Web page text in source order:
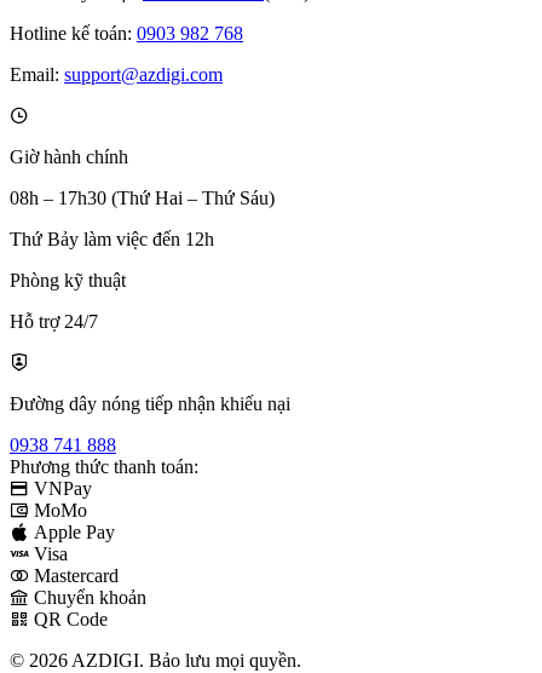
Hotline kế toán: 0903 982 768
Email: support@azdigi.com
Giờ hành chính
08h – 17h30 (Thứ Hai – Thứ Sáu)
Thứ Bảy làm việc đến 12h
Phòng kỹ thuật
Hỗ trợ 24/7
Đường dây nóng tiếp nhận khiếu nại
0938 741 888
Phương thức thanh toán:
VNPay
MoMo
Apple Pay
Visa
Mastercard
Chuyển khoản
QR Code
© 2026 AZDIGI. Bảo lưu mọi quyền.